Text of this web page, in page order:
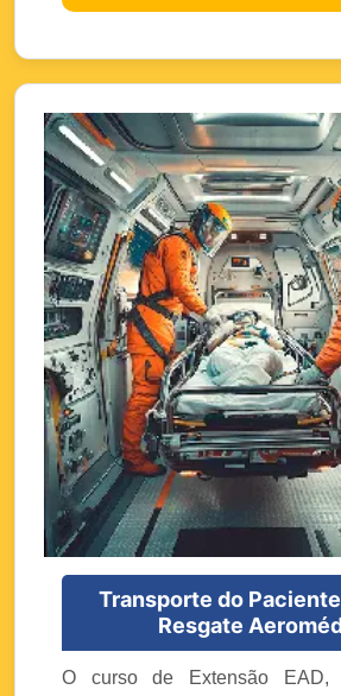
Transporte do
Resgate
O curso de Extensão EAD,